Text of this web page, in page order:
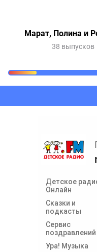
Марат, Полина и
38 выпусков
Детское
Онлайн
Сказки и
подкасты
Сервис
поздравлений
Ура! Музыка